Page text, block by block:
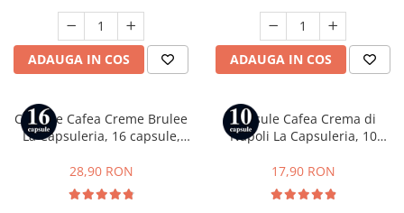
ADAUGA IN COS ADAUGA IN COS
Capsule Cafea Creme Brulee
La Capsuleria, 16 capsule,
28,90 RON
Capsule Cafea Crema di
Napoli La Capsuleria, 10
Bialetti
17,90 RON